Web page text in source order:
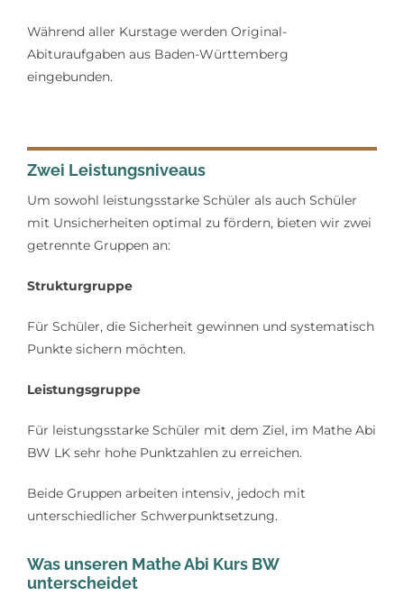
Während aller Kurstage werden Original-
Abituraufgaben aus Baden-Württemberg
eingebunden.
Zwei Leistungsniveaus
Um sowohl leistungsstarke Schüler als auch Schüler
mit Unsicherheiten optimal zu fördern, bieten wir zwei
getrennte Gruppen an:
Strukturgruppe
Für Schüler, die Sicherheit gewinnen und systematisch
Punkte sichern möchten.
Leistungsgruppe
Für leistungsstarke Schüler mit dem Ziel, im Mathe Abi
BW LK sehr hohe Punktzahlen zu erreichen.
Beide Gruppen arbeiten intensiv, jedoch mit
unterschiedlicher Schwerpunktsetzung.
Wasunseren Mathe Abi Kurs BW
unterscheidet